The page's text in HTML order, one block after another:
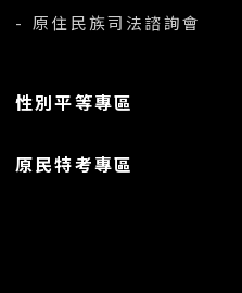
- 原住民族司法諮詢會
性別平等專區
原民特考專區